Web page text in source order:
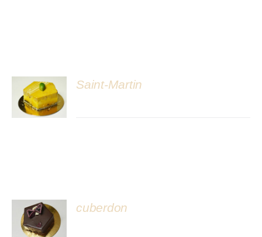
DÉTAILS
Saint-Martin
DÉTAILS
cuberdon